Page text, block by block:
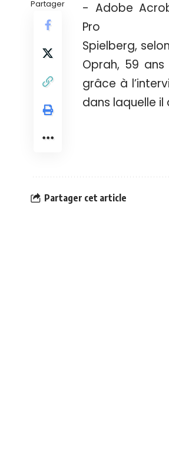
Partager
Spielberg,
Oprah, 59
grâce à
dans laquelle il
Partager cet article